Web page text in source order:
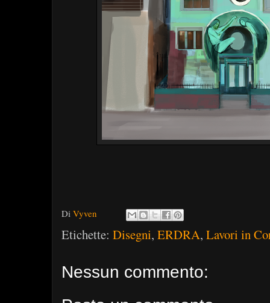
Di Vyven
Etichette: Disegni, ERDRA, Lavori in
Nessun commento: